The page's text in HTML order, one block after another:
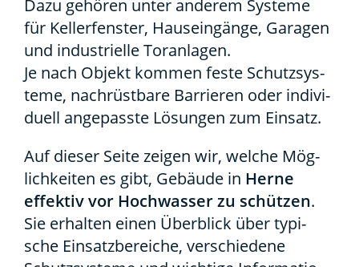
Dazu gehö­ren unter ande­rem Sys­te­me
für Kel­ler­fens­ter, Haus­ein­gän­ge, Gara­gen
und indus­tri­el­le Tor­an­la­gen.
Je nach Objekt kom­men fes­te Schutz­sys­
te­me, nach­rüst­ba­re Bar­rie­ren oder indi­vi­
du­ell ange­pass­te Lösun­gen zum Ein­satz.
Auf die­ser Sei­te zei­gen wir, wel­che Mög­
lich­kei­ten es gibt, Gebäu­de in Her­ne
effek­tiv vor Hoch­was­ser zu schüt­zen.
Sie erhal­ten einen Über­blick über typi­
sche Ein­satz­be­rei­che, ver­schie­de­ne